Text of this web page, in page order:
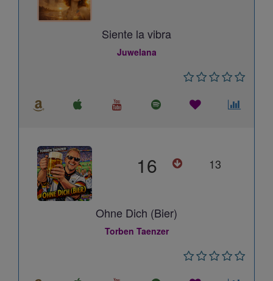
Siente la vibra
Juwelana
16 13
Ohne Dich (Bier)
Torben Taenzer